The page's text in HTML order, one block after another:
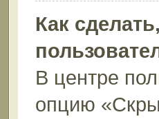
Как
В центре
опцию